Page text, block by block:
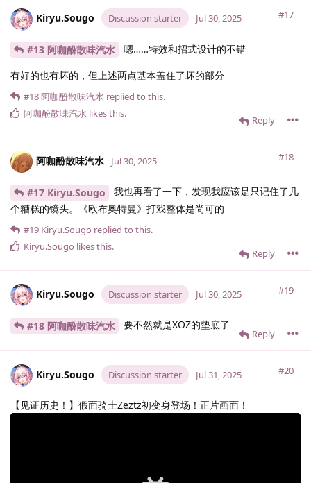
Kiryu.​Sougo Discussion starter #17
Jul 30, 2025
#13 阿咖酚散味汽水 嗯……特效和招式设计的不错
有好的也有坏的，但上述两点基本盖住了坏的部分
Reply
#18阿咖酚散味汽水 replied to this.
阿咖酚散味汽水 likes this.
阿咖酚散味汽水 #18
Jul 30, 2025
#17 Kiryu.​Sougo
我也再看了一下，发现我应该是只记住了几
个糟糕的镜头。《欧布奥特曼》打戏整体是尚可的
Reply
#19 Kiryu.​Sougo replied to this.
Kiryu.​Sougo likes this.
Kiryu.​Sougo Discussion starter #19
Jul 30, 2025
#18 阿咖酚散味汽水 要不然就是XOZ的垫底了
Reply
Kiryu.​Sougo Discussion starter #20
Jul 31, 2025
【见证历史！】假面骑士Zeztz初变身登场！正片画面！